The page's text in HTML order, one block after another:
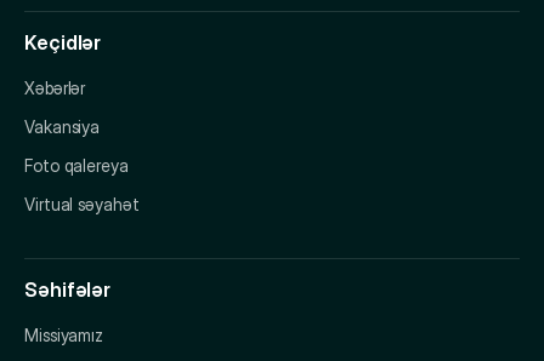
Keçidlər
Xəbərlər
Vakansiya
Foto qalereya
Virtual səyahət
Səhifələr
Missiyamız